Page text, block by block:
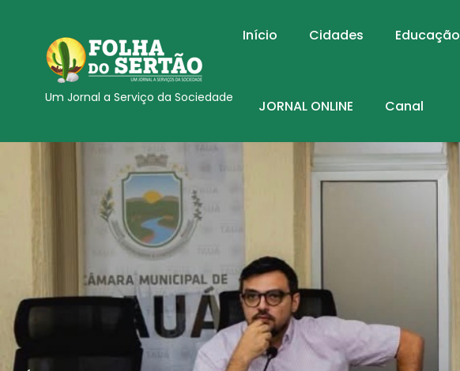
Um Jornal a Serviço da Sociedade
Início Cidades Educação
JORNAL ONLINE Canal